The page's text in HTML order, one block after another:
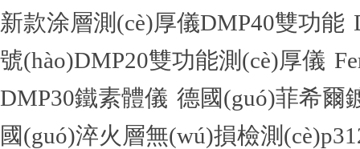
新款涂層測(cè)厚儀DMP40雙功能
號(hào)DMP20雙功能測(cè)厚儀
DMP30鐵素體儀 德國(guó)菲希爾
國(guó)淬火層無(wú)損檢測